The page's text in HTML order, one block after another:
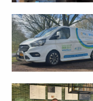
Lees
meer
Lees